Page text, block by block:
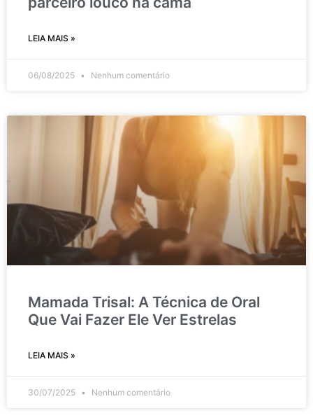
LEIA MAIS »
06/08/2025 Nenhum comentário
Mamada Trisal: A Técnica de Oral
Que Vai Fazer Ele Ver Estrelas
LEIA MAIS »
30/07/2025 Nenhum comentário